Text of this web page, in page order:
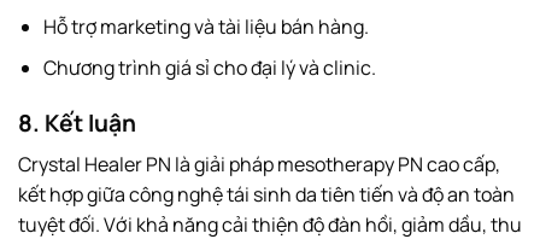
Hỗ trợ marketing và tài liệu bán hàng.
Chương trình giá sỉ cho đại lý và clinic.
8. Kết luận
Crystal Healer PN là giải pháp mesotherapy PN cao cấp,
kết hợp giữa công nghệ tái sinh da tiên tiến và độ an toàn
tuyệt đối. Với khả năng cải thiện độ đàn hồi, giảm dầu, thu